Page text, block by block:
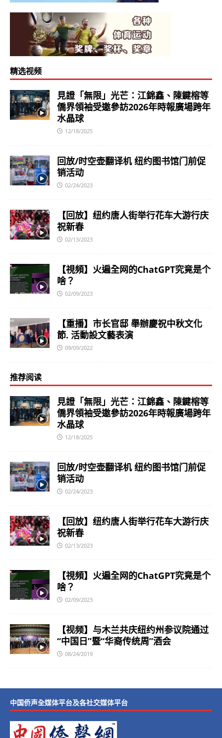
精选视频
見證「無限」光芒：江錦鑫、陳鍵榕等
僑界領袖受邀參訪2026年時報廣場跨年
水晶球
12/18/2025
回放/时空壶翻译机 纽约图书馆门前促
销活动
02/24/2023
【回放】纽约唐人街举行花车大游行庆
祝新春
02/13/2023
【視頻】火遍全网的ChatGPT究竟是个
啥？
02/09/2023
【重播】市长官邸 舉辦慶祝中秋文化
節. 活動設文藝表演
09/09/2022
推荐阅读
見證「無限」光芒：江錦鑫、陳鍵榕等
僑界領袖受邀參訪2026年時報廣場跨年
水晶球
12/18/2025
回放/时空壶翻译机 纽约图书馆门前促
销活动
02/24/2023
【回放】纽约唐人街举行花车大游行庆
祝新春
02/13/2023
【視頻】火遍全网的ChatGPT究竟是个
啥？
02/09/2023
【视频】与木兰共庆纽约州参议院通过
“中国日”暨“华裔传统周”酒会
08/24/2019
中国侨声全媒体平台及各社交媒体平台